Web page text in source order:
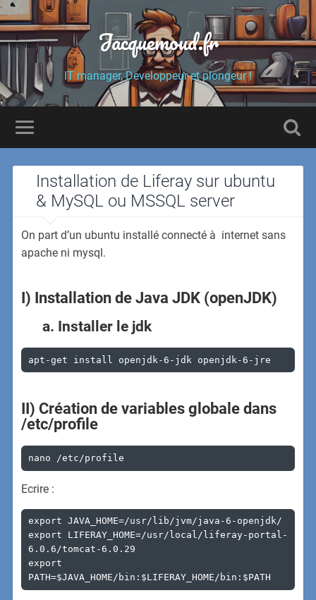
Jacquemoud.fr
IT manager, Developpeur et plongeur !
Installation de Liferay sur ubuntu
& MySQL ou MSSQL server
On part d’un ubuntu installé connecté à internet sans
apache ni mysql.
I) Installation de Java JDK (openJDK)
a. Installer le jdk
apt-get install openjdk-6-jdk openjdk-6-jre
II) Création de variables globale dans
/etc/profile
nano /etc/profile
Ecrire :
export JAVA_HOME=/usr/lib/jvm/java-6-openjdk/
export LIFERAY_HOME=/usr/local/liferay-portal-
6.0.6/tomcat-6.0.29
export
PATH=$JAVA_HOME/bin:$LIFERAY_HOME/bin:$PATH